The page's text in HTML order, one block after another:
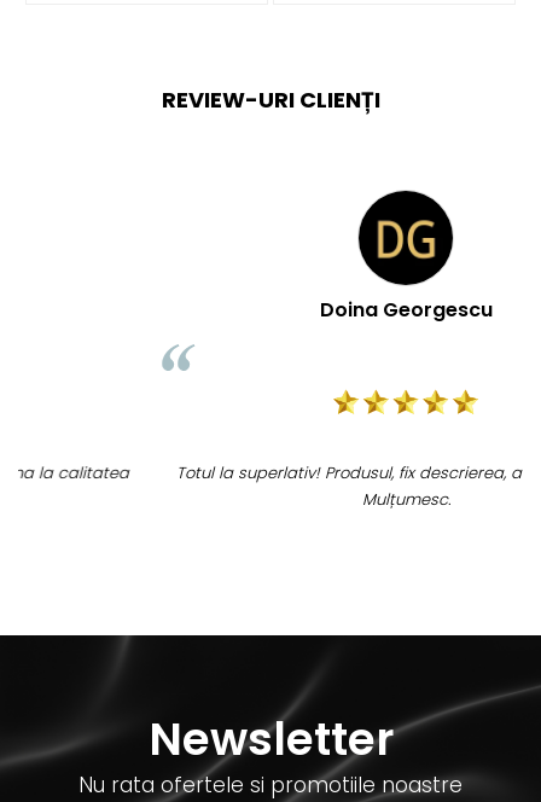
REVIEW-URI CLIENȚI
Doina Georgescu
Totul la superlativ! Produsul, fix descrierea, ambalaj, livrare.
Newsletter
Nu rata ofertele si promotiile noastre